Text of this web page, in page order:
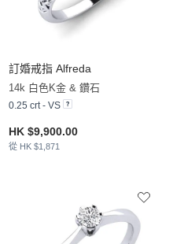
訂婚戒指 Alfreda
14k 白色K金 & 鑽石
0.25 crt - VS
HK $9,900.00
從 HK $1,871